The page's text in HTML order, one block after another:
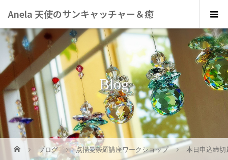
Anela 天使のサンキャッチャー＆癒
しのアート
Blog
ブログ
ブログ 点描曼荼羅講座ワークショップ 本日申込締